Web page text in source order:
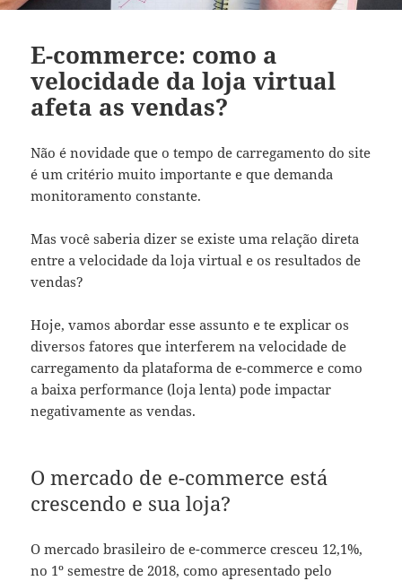
E-commerce: como a
velocidade da loja virtual
afeta as vendas?
Não é novidade que o tempo de carregamento do site
é um critério muito importante e que demanda
monitoramento constante.
Mas você saberia dizer se existe uma relação direta
entre a velocidade da loja virtual e os resultados de
vendas?
Hoje, vamos abordar esse assunto e te explicar os
diversos fatores que interferem na velocidade de
carregamento daplataforma de e-commerce e como
a baixa performance (loja lenta) pode impactar
negativamente asvendas.
O mercado de e-commerce está
crescendo e sua loja?
O mercado brasileiro dee-commerce cresceu 12,1%,
no 1º semestre de 2018, como apresentado pelo